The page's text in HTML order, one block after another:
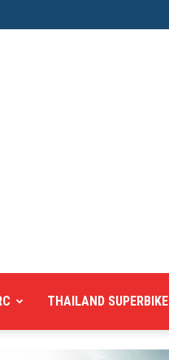
THAILAND SUPERBIKE